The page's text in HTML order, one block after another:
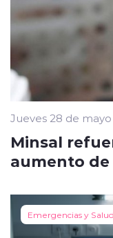
Jueves 28 de
Minsal
aumento de
Emergencias y Salud